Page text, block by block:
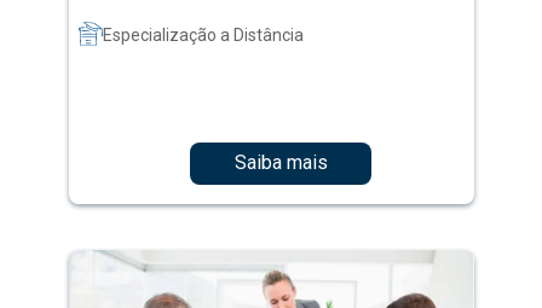
Especialização a Distância
Saiba mais